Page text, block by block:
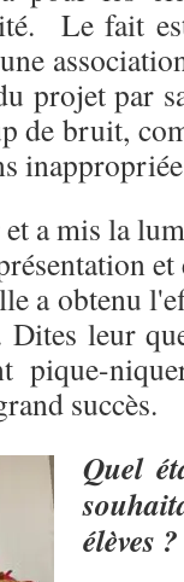
Le fait
projet par
de bruit,
et a mis la
et
a obtenu
leur
succès.
Quel
élèves ?